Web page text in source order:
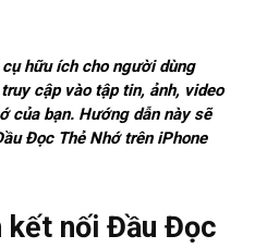
hữu ích cho người dùng
cập vào tập tin, ảnh, video
của bạn. Hướng dẫn này sẽ
Đọc Thẻ Nhớ trên iPhone
kết nối Đầu Đọc